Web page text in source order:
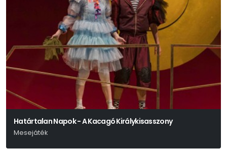
Határtalan Napok - A Kacagó Királykisasszony
Mesejáték